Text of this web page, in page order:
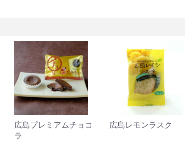
広島プレミアムチョコ
ラ
広島レモンラスク